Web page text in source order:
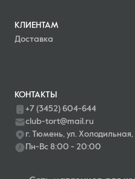
КЛИЕНТАМ
Доставка
КОНТАКТЫ
+7 (3452) 604-644
club-tort@mail.ru
г. Тюмень, ул. Холодильная,
Пн-Вс 8:00 - 20:00